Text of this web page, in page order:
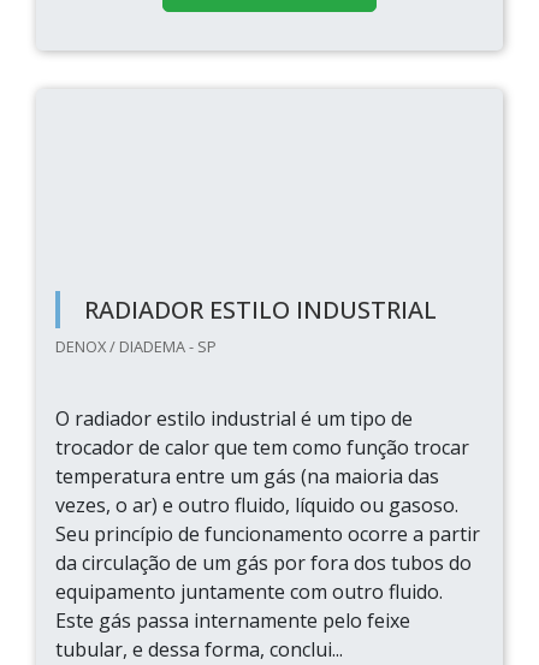
RADIADOR ESTILO INDUSTRIAL
DENOX / DIADEMA - SP
O radiador estilo industrial é um tipo de
trocador de calor que tem como função trocar
temperatura entre um gás (na maioria das
vezes, o ar) e outro fluido, líquido ou gasoso.
Seu princípio de funcionamento ocorre a partir
da circulação de um gás por fora dos tubos do
equipamento juntamente com outro fluido.
Este gás passa internamente pelo feixe
tubular, e dessa forma, conclui...